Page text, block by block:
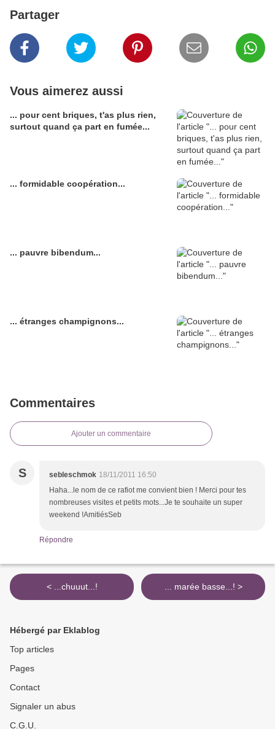
Partager
Vous aimerez aussi
... pour cent briques, t'as plus rien,
surtout quand ça part en fumée...
... formidable coopération...
... pauvre bibendum...
... étranges champignons...
Commentaires
Ajouter un commentaire
S sebleschmok 18/11/2011 16:50
Haha...le nom de ce rafiot me convient bien ! Merci pour tes
nombreuses visites et petits mots...Je te souhaite un super
weekend !AmitiésSeb
Répondre
< ...chuuut...! ... marée basse...! >
Hébergé par Eklablog
Top articles
Pages
Contact
Signaler un abus
C.G.U.